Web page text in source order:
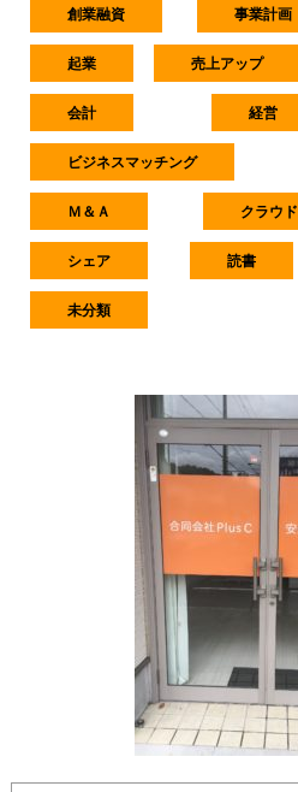
創業融資 事業計画
起業 売上アップ
会計 経営
ビジネスマッチング
Ｍ＆Ａ クラウド
シェア 読書
未分類